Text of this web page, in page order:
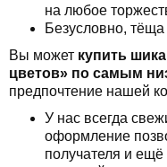
на любое
Безусловно,
Вы может купить
цветов» по самым
предпочтение нашей
У нас всегда
оформление
получателя и